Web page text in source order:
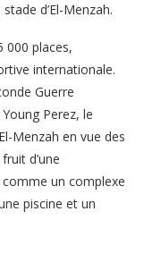
d’El-Menzah.
000 places,
internationale.
Guerre
Perez, le
Menzah en vue des
d’une
un complexe
piscine et un